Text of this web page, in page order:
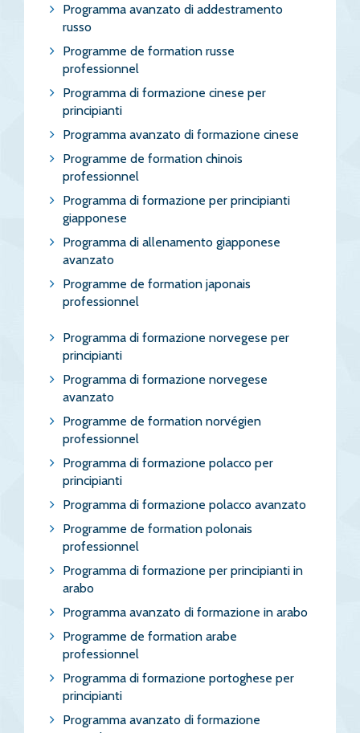
Programma avanzato di addestramento
russo
Programme de formation russe
professionnel
Programma di formazione cinese per
principianti
Programma avanzato di formazione cinese
Programme de formation chinois
professionnel
Programma di formazione per principianti
giapponese
Programma di allenamento giapponese
avanzato
Programme de formation japonais
professionnel
Programma di formazione norvegese per
principianti
Programma di formazione norvegese
avanzato
Programme de formation norvégien
professionnel
Programma di formazione polacco per
principianti
Programma di formazione polacco avanzato
Programme de formation polonais
professionnel
Programma di formazione per principianti in
arabo
Programma avanzato di formazione in arabo
Programme de formation arabe
professionnel
Programma di formazione portoghese per
principianti
Programma avanzato di formazione